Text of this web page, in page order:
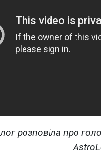
розповіла про